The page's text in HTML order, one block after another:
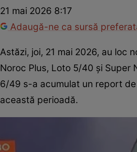
21 mai 2026 8:17
Adaugă-ne ca sursă
Astăzi, joi, 21 mai 2026, au loc
Noroc Plus, Loto 5/40 și Super
6/49 s-a acumulat un report de
această perioadă.